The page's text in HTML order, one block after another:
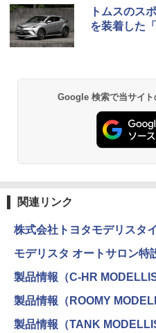
トムスのス
を装着した
Google 検索で当サイ
関連リンク
株式会社トヨタモデリスタ
モデリスタ オートサロン特
製品情報（C-HR
製品情報（ROOMY
製品情報（TANK